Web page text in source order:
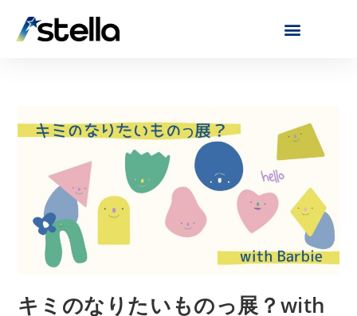
キミのなりたいものっ展？with